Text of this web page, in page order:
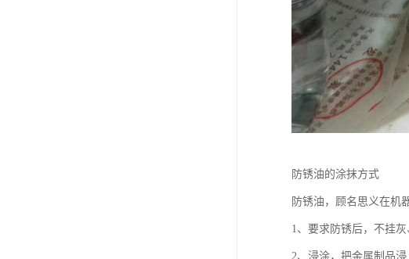
防锈油的涂抹方式
防锈油，顾名思义在机
1、要求防锈后，不挂
2、浸涂，把金属制品